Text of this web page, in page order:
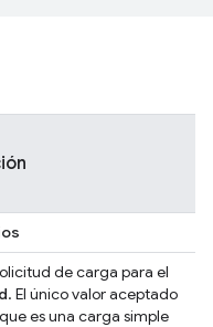
de carga para el
. El único valor aceptado
es una carga simple